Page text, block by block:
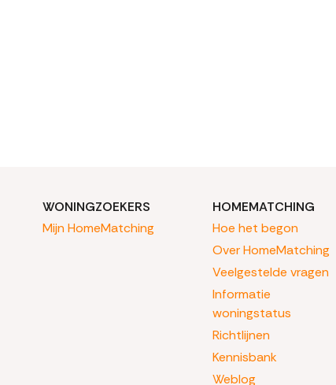
WONINGZOEKERS
Mijn HomeMatching
HOMEMATCHING
Hoe het begon
Over HomeMatching
Veelgestelde vragen
Informatie
woningstatus
Richtlijnen
Kennisbank
Weblog